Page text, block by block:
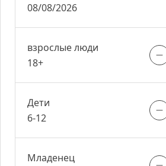
08/08/2026
взрослые люди
18+
Дети
6-12
Младенец